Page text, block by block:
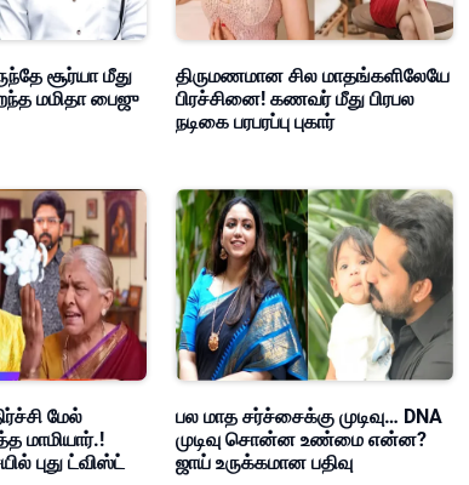
சூர்யா மீது
மமிதா பைஜு
திருமணமான சில மாதங்களிலேயே
பிரச்சினை! கணவர் மீது பிரபல
நடிகை பரபரப்பு புகார்
மேல்
மாமியார்.!
புது ட்விஸ்ட்
பல மாத சர்ச்சைக்கு முடிவு… DNA
முடிவு சொன்ன உண்மை என்ன?
ஜாய் உருக்கமான பதிவு